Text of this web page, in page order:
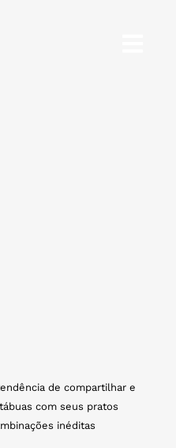
de compartilhar e
com seus pratos
inéditas